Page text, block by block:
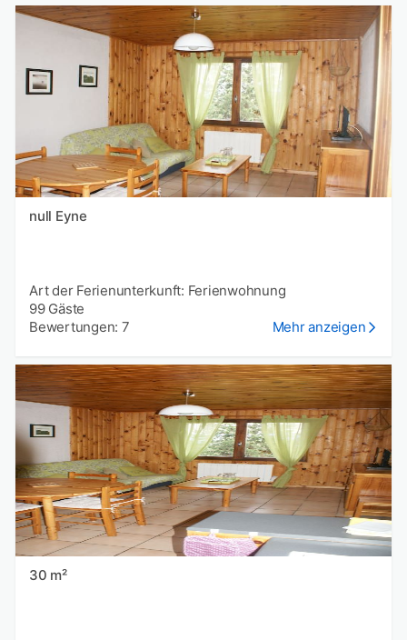
null Eyne
Art der Ferienunterkunft: Ferienwohnung
99 Gäste
Bewertungen: 7
Mehr anzeigen
30 m²